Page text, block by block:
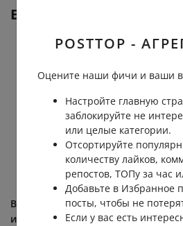
Еще от
В России впервые в
истории приняли ГОСТ на
POSTTOP -
Оцените наши фичи и ваши
Настройте главную
заблокируйте не
или целые категории.
Отсортируйте
количеству лайков,
репостов, ТОПу за час
Добавьте в Избранное
посты, чтобы не
Если у вас есть